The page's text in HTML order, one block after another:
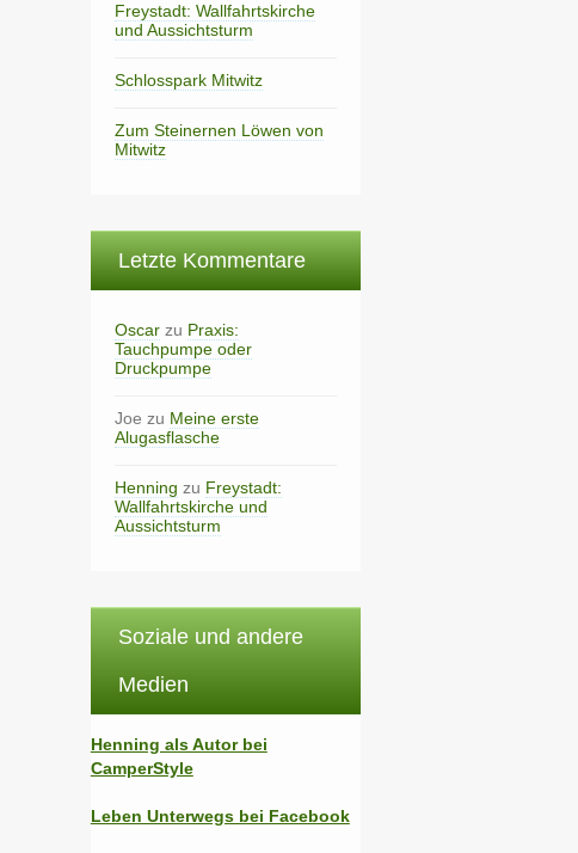
Freystadt: Wallfahrtskirche
und Aussichtsturm
Schlosspark Mitwitz
Zum Steinernen Löwen von
Mitwitz
Letzte Kommentare
Oscarzu Praxis:
Tauchpumpe oder
Druckpumpe
Joe zu Meine erste
Alugasflasche
Henning zu Freystadt:
Wallfahrtskirche und
Aussichtsturm
Soziale und andere
Medien
Henning als Autor bei
CamperStyle
Leben Unterwegs bei Facebook